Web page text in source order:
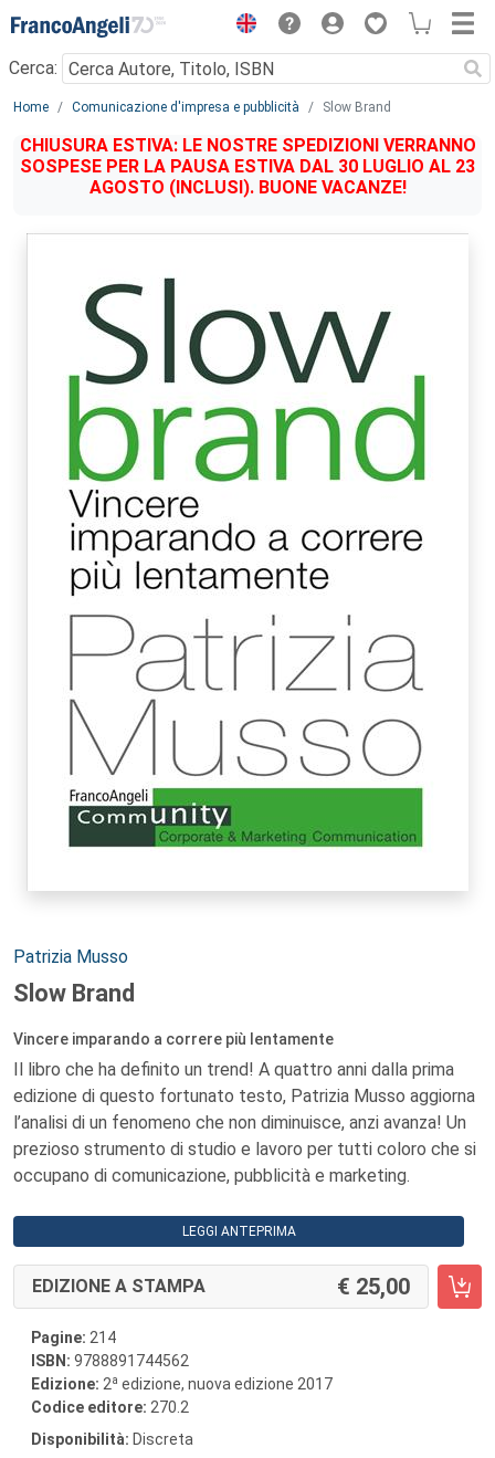
Menu
Cerca:
Main content
Home Comunicazione d'impresa e pubblicità Slow Brand
CHIUSURA ESTIVA: LE NOSTRE SPEDIZIONI VERRANNO
SOSPESE PER LA PAUSA ESTIVA DAL 30 LUGLIO AL 23
AGOSTO (INCLUSI). BUONE VACANZE!
Autori:
Patrizia Musso
Slow Brand
Vincere imparando a correre più lentamente
Il libro che ha definito un trend! A quattro anni dalla prima
edizione di questo fortunato testo, Patrizia Musso aggiorna
l’analisi di un fenomeno che non diminuisce, anzi avanza! Un
prezioso strumento di studio e lavoro per tutti coloro che si
occupano di comunicazione, pubblicità e marketing.
LEGGI ANTEPRIMA
EDIZIONE A STAMPA 25,00
Pagine: 214
ISBN: 9788891744562
Edizione: 2a edizione, nuova edizione 2017
Codice editore: 270.2
Disponibilità: Discreta